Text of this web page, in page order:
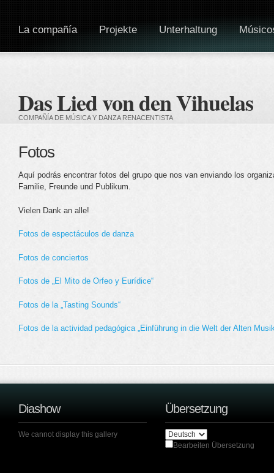
Das Lied von den Vihuelas
COMPAÑÍA DE MÚSICA Y DANZA RENACENTISTA
La compañía Projekte Unterhaltung
Fotos
Aquí podrás encontrar fotos del grupo que nos van enviando los
Familie, Freunde und Publikum.
Vielen Dank an alle!
Fotos de espectáculos de danza
Fotos de conciertos
Fotos de „El Mito de Orfeo y Eurídice“
Fotos de la „Tasting Sounds“
Fotos de la actividad pedagógica „Einführung in die Welt der Alten
Diashow
We cannot display this gallery
Übersetzung
Bearbeiten Übersetzung